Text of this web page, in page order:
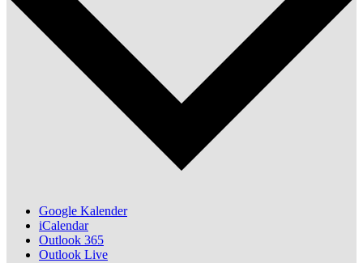
Google Kalender
iCalendar
Outlook 365
Outlook Live